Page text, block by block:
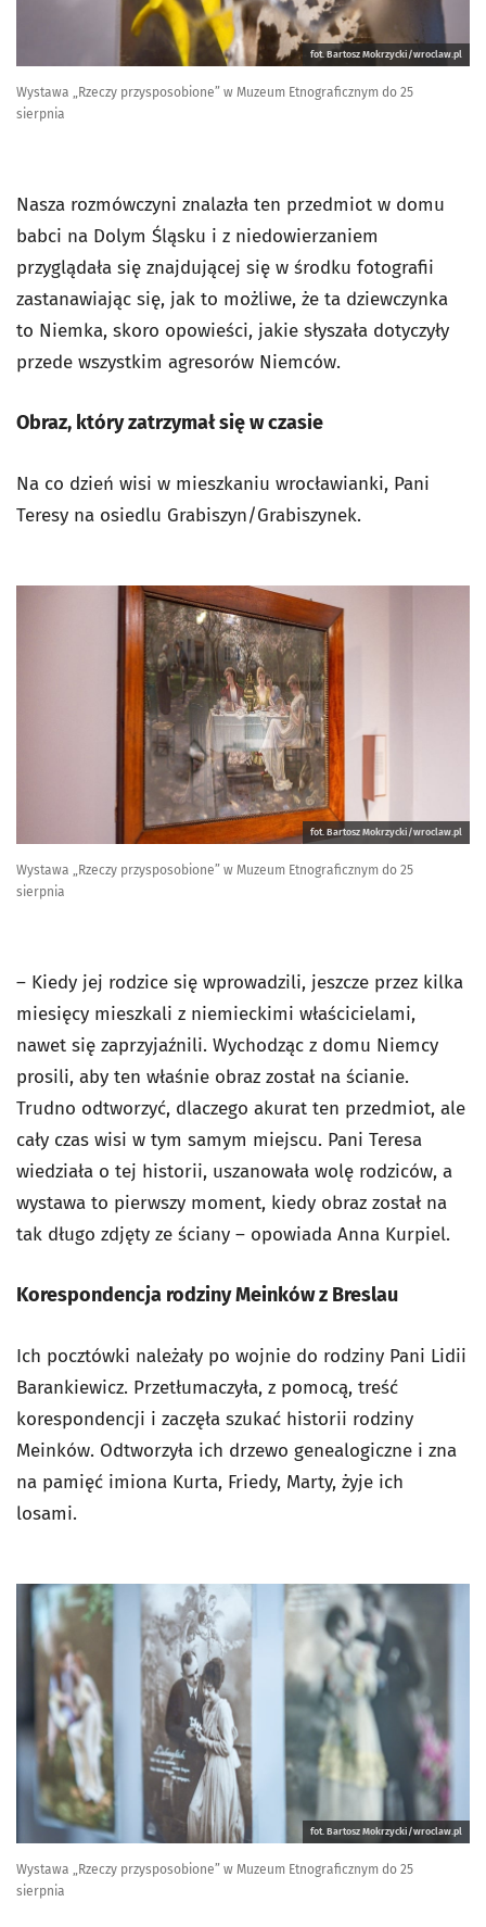
fot. Bartosz Mokrzycki/wroclaw.pl
Wystawa „Rzeczy przysposobione” w Muzeum Etnograficznym do 25
sierpnia
Nasza rozmówczyni znalazła ten przedmiot w domu
babci na Dolym Śląsku i z niedowierzaniem
przyglądała się znajdującej się w środku fotografii
zastanawiając się, jak to możliwe, że ta dziewczynka
to Niemka, skoro opowieści, jakie słyszała dotyczyły
przede wszystkim agresorów Niemców.
Obraz, który zatrzymał się w czasie
Na co dzień wisi w mieszkaniu wrocławianki, Pani
Teresy na osiedlu Grabiszyn/Grabiszynek.
fot. Bartosz Mokrzycki/wroclaw.pl
Wystawa „Rzeczy przysposobione” w Muzeum Etnograficznym do 25
sierpnia
– Kiedy jej rodzice się wprowadzili, jeszcze przez kilka
miesięcy mieszkali z niemieckimi właścicielami,
nawet się zaprzyjaźnili. Wychodząc z domu Niemcy
prosili, aby ten właśnie obraz został na ścianie.
Trudno odtworzyć, dlaczego akurat ten przedmiot, ale
cały czas wisi w tym samym miejscu. Pani Teresa
wiedziała o tej historii, uszanowała wolę rodziców, a
wystawa to pierwszy moment, kiedy obraz został na
tak długo zdjęty ze ściany – opowiada Anna Kurpiel.
Korespondencja rodziny Meinków z Breslau
Ich pocztówki należały po wojnie do rodziny Pani Lidii
Barankiewicz. Przetłumaczyła, z pomocą, treść
korespondencji i zaczęła szukać historii rodziny
Meinków. Odtworzyła ich drzewo genealogiczne i zna
na pamięć imiona Kurta, Friedy, Marty, żyje ich
losami.
fot. Bartosz Mokrzycki/wroclaw.pl
Wystawa „Rzeczy przysposobione” w Muzeum Etnograficznym do 25
sierpnia